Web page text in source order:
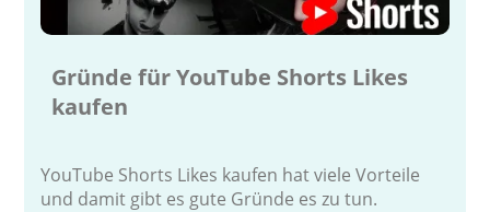
Gründe für YouTube Shorts Likes
kaufen
YouTube Shorts Likes kaufen hat viele Vorteile
und damit gibt es gute Gründe es zu tun.